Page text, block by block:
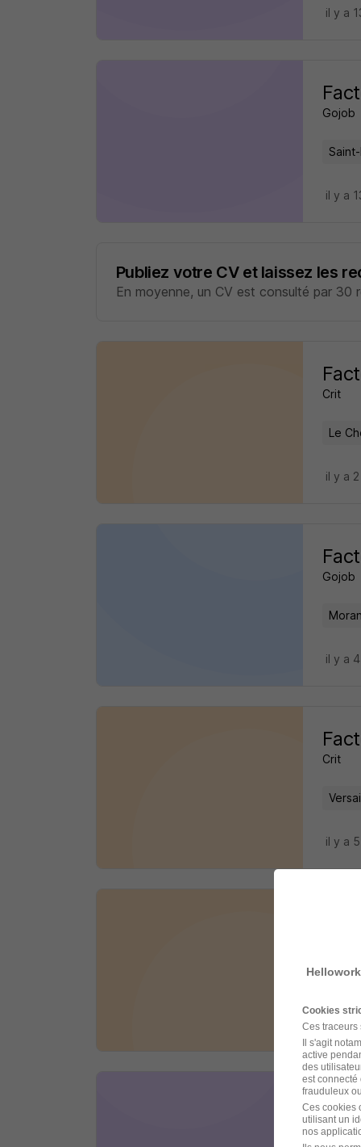
il y a
Gojob
il y a
Publiez votre CV et laissez les
En moyenne, un CV est consulté par 30
Crit
Le
il y a
Gojob
il y a
Crit
il y a
il y a
Crit
Cookies
Ces traceurs
Il s'agit
active
des
est connecté
frauduleux
Ces cookies
utilisant un
nos